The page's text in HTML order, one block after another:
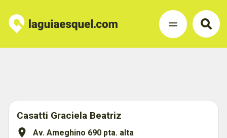
Casatti Graciela Beatriz
Av. Ameghino 690 pta. alta